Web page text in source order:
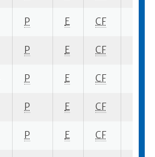
P E CF
P E CF
P E CF
P E CF
P E CF